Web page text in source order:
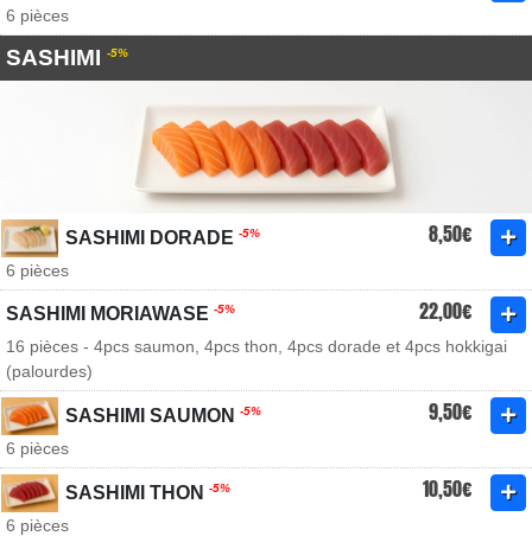
6 pièces
SASHIMI -5%
SASHIMI DORADE -5% 8,50€
6 pièces
SASHIMI MORIAWASE -5% 22,00€
16 pièces - 4pcs saumon, 4pcs thon, 4pcs dorade et 4pcs hokkigai
(palourdes)
SASHIMI SAUMON -5% 9,50€
6 pièces
SASHIMI THON -5% 10,50€
6 pièces